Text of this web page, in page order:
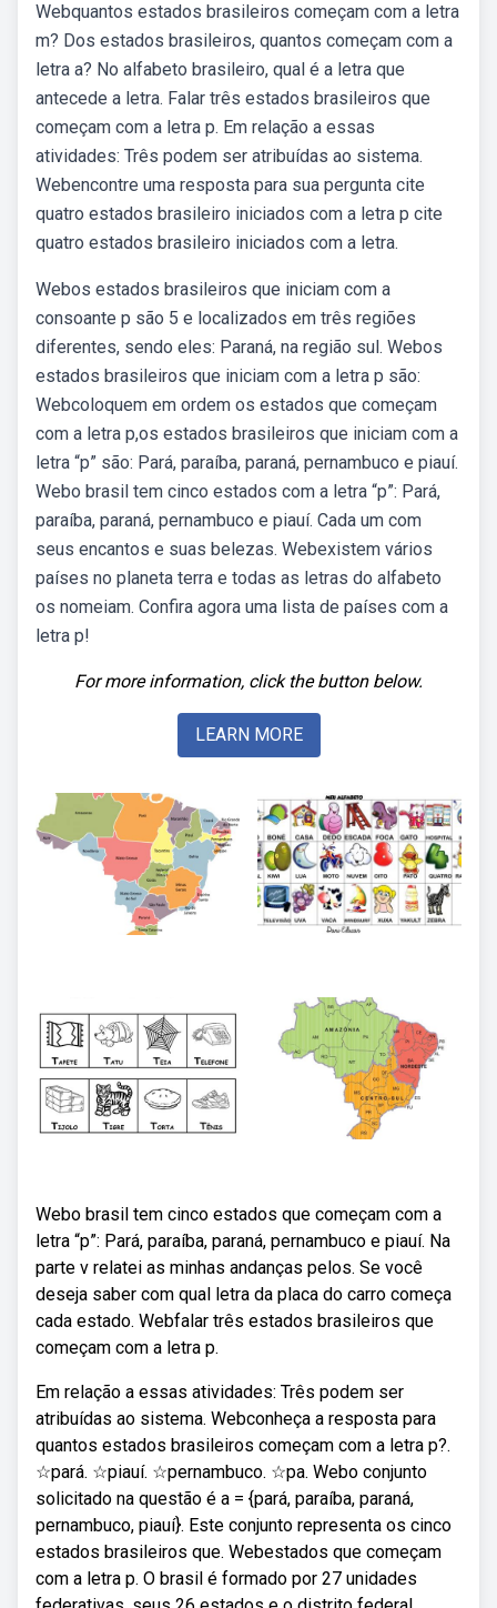
Webquantos estados brasileiros começam com a letra
m? Dos estados brasileiros, quantos começam com a
letra a? No alfabeto brasileiro, qual é a letra que
antecede a letra. Falar três estados brasileiros que
começam com a letra p. Em relação a essas
atividades: Três podem ser atribuídas ao sistema.
Webencontre uma resposta para sua pergunta cite
quatro estados brasileiro iniciados com a letra p cite
quatro estados brasileiro iniciados com a letra.
Webos estados brasileiros que iniciam com a
consoante p são 5 e localizados em três regiões
diferentes, sendo eles: Paraná, na região sul. Webos
estados brasileiros que iniciam com a letra p são:
Webcoloquem em ordem os estados que começam
com a letra p,os estados brasileiros que iniciam com a
letra “p” são: Pará, paraíba, paraná, pernambuco e piauí.
Webo brasil tem cinco estados com a letra “p”: Pará,
paraíba, paraná, pernambuco e piauí. Cada um com
seus encantos e suas belezas. Webexistem vários
países no planeta terra e todas as letras do alfabeto
os nomeiam. Confira agora uma lista de países com a
letra p!
For more information, click the button below.
LEARN MORE
Webo brasil tem cinco estados que começam com a
letra “p”: Pará, paraíba, paraná, pernambuco e piauí. Na
parte v relatei as minhas andanças pelos. Se você
deseja saber com qual letra da placa do carro começa
cada estado. Webfalar três estados brasileiros que
começam com a letra p.
Em relação a essas atividades: Três podem ser
atribuídas ao sistema. Webconheça a resposta para
quantos estados brasileiros começam com a letra p?.
☆pará. ☆piauí. ☆pernambuco. ☆pa. Webo conjunto
solicitado na questão é a = {pará, paraíba, paraná,
pernambuco, piauí}. Este conjunto representa os cinco
estados brasileiros que. Webestados que começam
com a letra p. O brasil é formado por 27 unidades